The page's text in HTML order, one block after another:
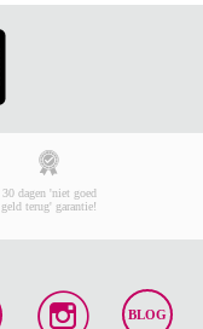
30 dagen 'niet goed
geld terug' garantie!
BLOG